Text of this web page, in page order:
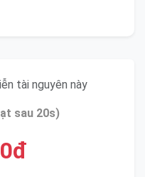
tài nguyên này
sau 20s)